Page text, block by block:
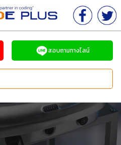
ที่ เครื่องพิมพ์อิงค์เจ็ทอุตสาหกร
บวงจร
สอบถามทางไลน์